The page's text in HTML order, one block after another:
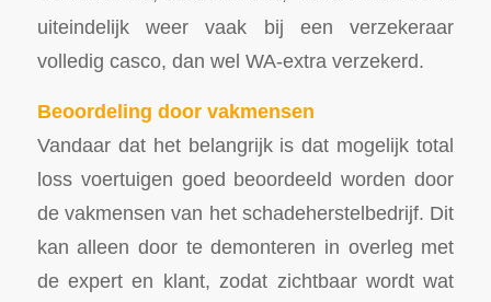
uiteindelijk weer vaak bij een verzekeraar
volledig casco, dan wel WA-extra verzekerd.
Beoordeling door vakmensen
Vandaar dat het belangrijk is dat mogelijk total
loss voertuigen goed beoordeeld worden door
de vakmensen van het schadeherstelbedrijf. Dit
kan alleen door te demonteren in overleg met
de expert en klant, zodat zichtbaar wordt wat